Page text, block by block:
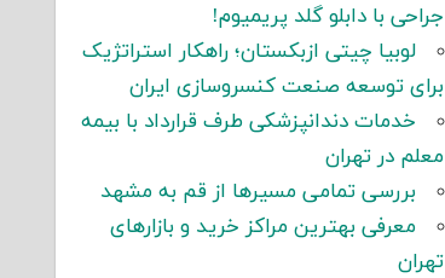
جراحی با دابلو گلد پریمیوم!
لوبیا چیتی ازبکستان؛ راهکار استراتژیک
برای توسعه صنعت کنسروسازی ایران
خدمات دندانپزشکی طرف قرارداد با بیمه
معلم در تهران
بررسی تمامی مسیرها از قم به مشهد
معرفی بهترین مراکز خرید و بازارهای
تهران